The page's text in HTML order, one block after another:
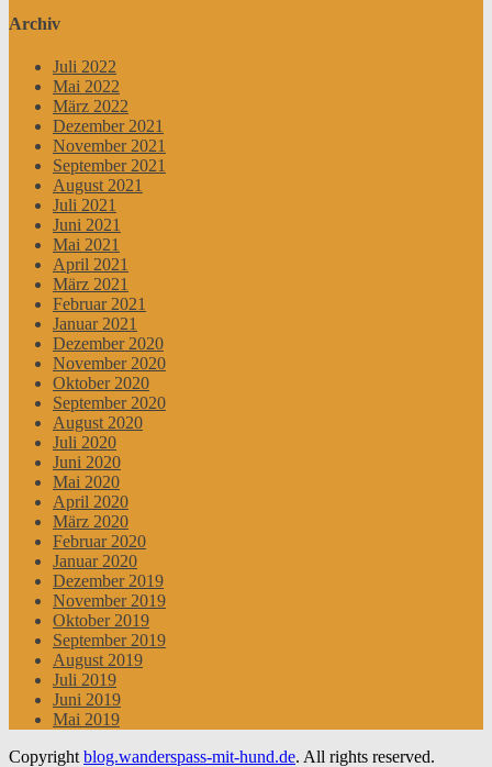
Archiv
Juli 2022
Mai 2022
März 2022
Dezember 2021
November 2021
September 2021
August 2021
Juli 2021
Juni 2021
Mai 2021
April 2021
März 2021
Februar 2021
Januar 2021
Dezember 2020
November 2020
Oktober 2020
September 2020
August 2020
Juli 2020
Juni 2020
Mai 2020
April 2020
März 2020
Februar 2020
Januar 2020
Dezember 2019
November 2019
Oktober 2019
September 2019
August 2019
Juli 2019
Juni 2019
Mai 2019
Copyright blog.wanderspass-mit-hund.de. All rights reserved.